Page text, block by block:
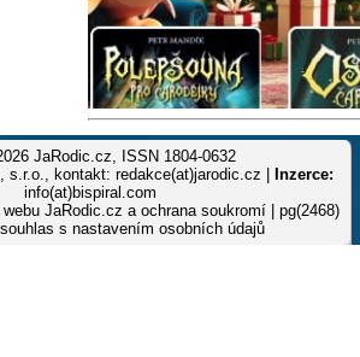
JaRodic.cz, ISSN 1804-0632
s.r.o., kontakt: redakce(at)jarodic.cz |
Inzerce:
info(at)bispiral.com
webu JaRodic.cz a ochrana soukromí | pg(2468)
s nastavením osobních údajů